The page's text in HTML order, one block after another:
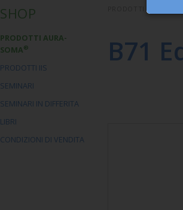
SHOP
PRODOTTI AURA-
SOMA®
PRODOTTI IIS
SEMINARI
SEMINARI IN DIFFERITA
LIBRI
CONDIZIONI DI VENDITA
PRODOTTI AURA-
B71